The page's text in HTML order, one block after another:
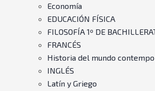
Economía
EDUCACIÓN FÍSICA
FILOSOFÍA 1º DE
FRANCÉS
Historia del mundo
INGLÉS
Latín y Griego